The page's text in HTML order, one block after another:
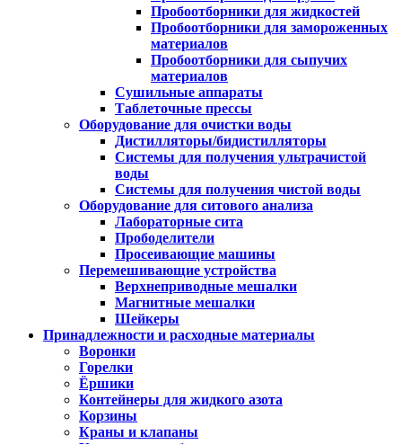
Пробоотборники для жидкостей
Пробоотборники для замороженных
материалов
Пробоотборники для сыпучих
материалов
Сушильные аппараты
Таблеточные прессы
Оборудование для очистки воды
Дистилляторы/бидистилляторы
Системы для получения ультрачистой
воды
Системы для получения чистой воды
Оборудование для ситового анализа
Лабораторные сита
Прободелители
Просеивающие машины
Перемешивающие устройства
Верхнеприводные мешалки
Магнитные мешалки
Шейкеры
Принадлежности и расходные материалы
Воронки
Горелки
Ёршики
Контейнеры для жидкого азота
Корзины
Краны и клапаны